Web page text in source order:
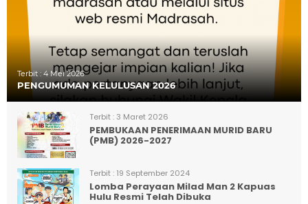
Terbit : 4 Mei 2026
PENGUMUMAN KELULUSAN 2026
Terbit : 3 Maret 2026
PEMBUKAAN PENERIMAAN MURID BARU
(PMB) 2026-2027
Terbit : 19 September 2024
Lomba Perayaan Milad Man 2 Kapuas
Hulu Resmi Telah Dibuka